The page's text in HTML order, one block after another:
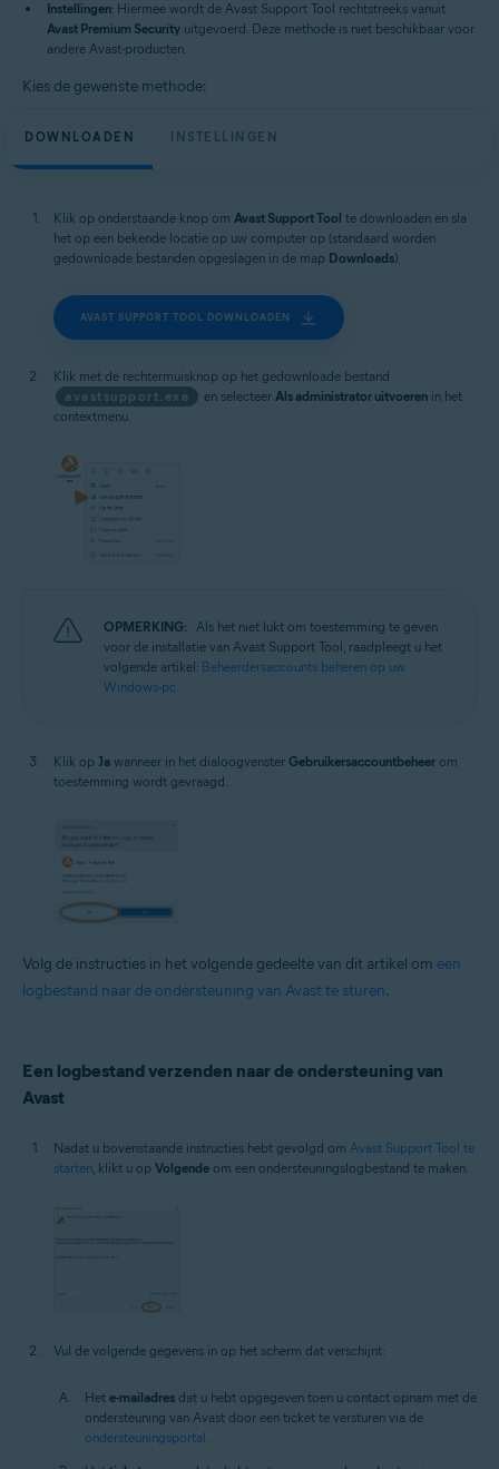
Instellingen: Hiermee wordt de Avast Support Tool rechtstreeks vanuit
Avast Premium Security uitgevoerd. Deze methode is niet beschikbaar voor
andere Avast-producten.
Kies de gewenste methode:
DOWNLOADEN INSTELLINGEN
Klik op onderstaande knop om Avast Support Tool te downloaden en sla
het op een bekende locatie op uw computer op (standaard worden
gedownloade bestanden opgeslagen in de map Downloads).
AVAST SUPPORT TOOL DOWNLOADEN
Klik met de rechtermuisknop op het gedownloade bestand
avastsupport.exe
en selecteer Als administrator uitvoeren in het
contextmenu.
OPMERKING: Als het niet lukt om toestemming te geven
voor de installatie van Avast Support Tool, raadpleegt u het
volgende artikel: Beheerdersaccounts beheren op uw
Windows-pc.
Klik op Ja wanneer in het dialoogvenster Gebruikersaccountbeheer om
toestemming wordt gevraagd.
Volg de instructies in het volgende gedeelte van dit artikel om een
logbestand naar de ondersteuning van Avast te sturen.
Een logbestand verzenden naar de ondersteuning van
Avast
Nadat u bovenstaande instructies hebt gevolgd om Avast Support Tool te
starten, klikt u op Volgende om een ondersteuningslogbestand te maken.
Vul de volgende gegevens in op het scherm dat verschijnt:
Het e-mailadres dat u hebt opgegeven toen u contact opnam met de
ondersteuning van Avast door een ticket te versturen via de
ondersteuningsportal.